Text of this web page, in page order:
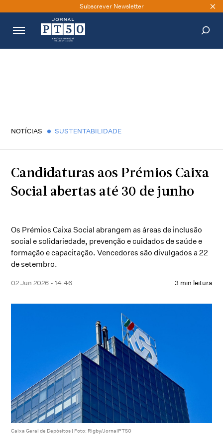
Subscrever Newsletter
NOTÍCIAS SUSTENTABILIDADE
Candidaturas aos Prémios Caixa
Social abertas até 30 de junho
Os Prémios Caixa Social abrangem as áreas de inclusão
social e solidariedade, prevenção e cuidados de saúde e
formação e capacitação. Vencedores são divulgados a 22
de setembro.
02 Jun 2026 - 14:46 3 min leitura
Caixa Geral de Depósitos | Foto: Rigby/JornalPT50